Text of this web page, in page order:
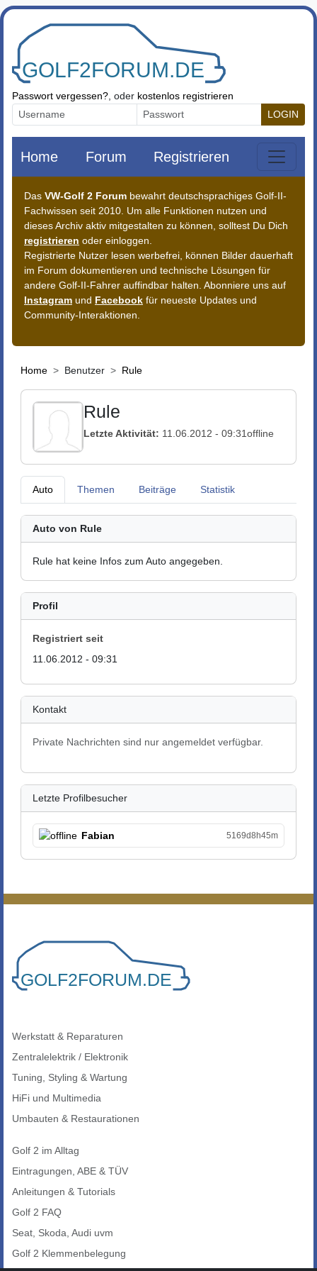
Zum Inhalt springen
Passwort vergessen? , oder kostenlos registrieren
LOGIN
Home Forum Registrieren
Das VW-Golf 2 Forum bewahrt deutschsprachiges Golf-II-
Fachwissen seit 2010. Um alle Funktionen nutzen und
dieses Archiv aktiv mitgestalten zu können, solltest Du Dich
registrieren oder einloggen.
Registrierte Nutzer lesen werbefrei, können Bilder dauerhaft
im Forum dokumentieren und technische Lösungen für
andere Golf-II-Fahrer auffindbar halten. Abonniere uns auf
Instagram und Facebook für neueste Updates und
Community-Interaktionen.
Home Benutzer Rule
Rule
Letzte Aktivität: 11.06.2012 - 09:31offline
Auto Themen Beiträge Statistik
Auto von Rule
Rule hat keine Infos zum Auto angegeben.
Profil
Registriert seit
11.06.2012 - 09:31
Kontakt
Private Nachrichten sind nur angemeldet verfügbar.
Letzte Profilbesucher
Fabian 5169d8h45m
Werkstatt & Reparaturen
Zentralelektrik / Elektronik
Tuning, Styling & Wartung
HiFi und Multimedia
Umbauten & Restaurationen
Golf 2 im Alltag
Eintragungen, ABE & TÜV
Anleitungen & Tutorials
Golf 2 FAQ
Seat, Skoda, Audi uvm
Golf 2 Klemmenbelegung